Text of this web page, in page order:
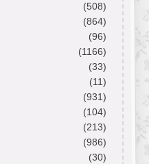
(508)
(864)
(96)
(1166)
(33)
(11)
(931)
(104)
(213)
(986)
(30)